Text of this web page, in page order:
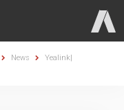
News
Yealink|